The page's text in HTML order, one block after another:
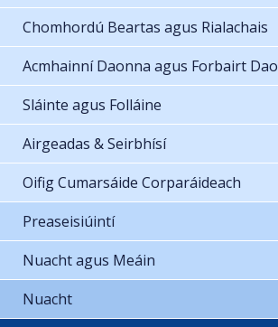
Chomhordú Beartas agus Rialachais
Acmhainní Daonna agus Forbairt
Sláinte agus Folláine
Airgeadas & Seirbhísí
Oifig Cumarsáide Corparáideach
Preaseisiúintí
Nuacht agus Meáin
Nuacht